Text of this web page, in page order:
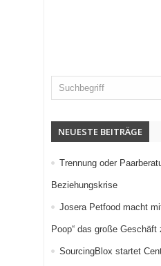
NEUESTE BEITRÄGE
Trennung oder
Beziehungskrise
Josera Petfood macht
Poop“ das große
SourcingBlox startet